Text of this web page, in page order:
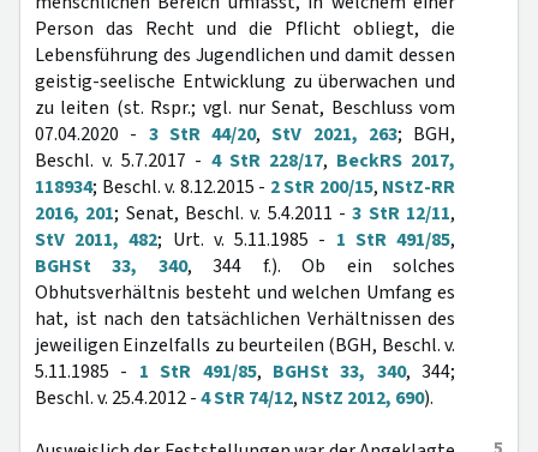
Person das Recht und die Pflicht obliegt, die
Lebensführung des Jugendlichen und damit dessen
geistig-seelische Entwicklung zu überwachen und
zu leiten (st. Rspr.; vgl. nur Senat, Beschluss vom
07.04.2020 - 3 StR 44/20,StV 2021, 263; BGH,
Beschl. v. 5.7.2017 - 4 StR 228/17, BeckRS 2017,
118934; Beschl. v. 8.12.2015 - 2 StR 200/15, NStZ-RR
2016, 201; Senat, Beschl. v. 5.4.2011 -3 StR 12/11,
StV 2011, 482; Urt. v. 5.11.1985 - 1 StR 491/85,
BGHSt 33, 340, 344 f.). Ob ein solches
Obhutsverhältnis besteht und welchen Umfang es
hat, ist nach den tatsächlichen Verhältnissen des
jeweiligen Einzelfalls zu beurteilen (BGH, Beschl. v.
5.11.1985 - 1 StR 491/85, BGHSt 33, 340, 344;
Beschl. v. 25.4.2012 -4 StR 74/12, NStZ 2012, 690).